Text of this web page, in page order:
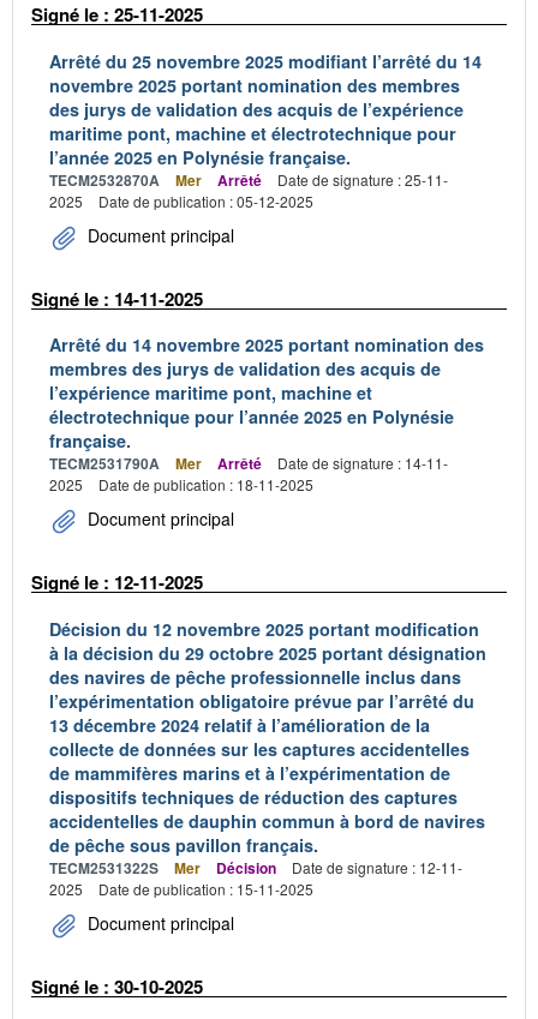
Signé le : 25-11-2025
Arrêté du 25 novembre 2025 modifiant l’arrêté du 14
novembre 2025 portant nomination des membres
des jurys de validation des acquis de l’expérience
maritime pont, machine et électrotechnique pour
l’année 2025 en Polynésie française.
TECM2532870A Mer Arrêté
Date de signature : 25-11-
2025
Date de publication : 05-12-2025
Document principal
Signé le : 14-11-2025
Arrêté du 14 novembre 2025 portant nomination des
membres des jurys de validation des acquis de
l’expérience maritime pont, machine et
électrotechnique pour l’année 2025 en Polynésie
française.
TECM2531790A Mer Arrêté
Date de signature : 14-11-
2025
Date de publication : 18-11-2025
Document principal
Signé le : 12-11-2025
Décision du 12 novembre 2025 portant modification
à la décision du 29 octobre 2025 portant désignation
des navires de pêche professionnelle inclus dans
l’expérimentation obligatoire prévue par l’arrêté du
13 décembre 2024 relatif à l’amélioration de la
collecte de données sur les captures accidentelles
de mammifères marins et à l’expérimentation de
dispositifs techniques de réduction des captures
accidentelles de dauphin commun à bord de navires
de pêche sous pavillon français.
TECM2531322S Mer Décision
Date de signature : 12-11-
2025
Date de publication : 15-11-2025
Document principal
Signé le : 30-10-2025